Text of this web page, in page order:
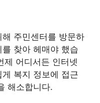
주민센터를 방문하
찾아 헤매야 했습
제 어디서든 인터넷
복지 정보에 접근
해소합니다.